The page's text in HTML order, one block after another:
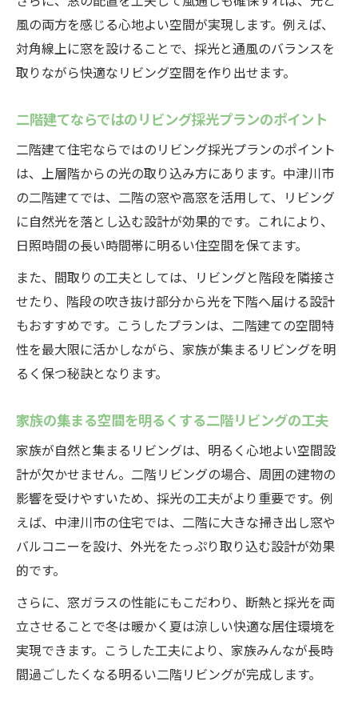
風の両方を感じる心地よい空間が実現します。例えば、
対角線上に窓を設けることで、採光と通風のバランスを
取りながら快適なリビング空間を作り出せます。
二階建てならではのリビング採光プランのポイント
二階建て住宅ならではのリビング採光プランのポイント
は、上層階からの光の取り込み方にあります。中津川市
の二階建てでは、二階の窓や高窓を活用して、リビング
に自然光を落とし込む設計が効果的です。これにより、
日照時間の長い時間帯に明るい住空間を保てます。
また、間取りの工夫としては、リビングと階段を隣接さ
せたり、階段の吹き抜け部分から光を下階へ届ける設計
もおすすめです。こうしたプランは、二階建ての空間特
性を最大限に活かしながら、家族が集まるリビングを明
るく保つ秘訣となります。
家族の集まる空間を明るくする二階リビングの工夫
家族が自然と集まるリビングは、明るく心地よい空間設
計が欠かせません。二階リビングの場合、周囲の建物の
影響を受けやすいため、採光の工夫がより重要です。例
えば、中津川市の住宅では、二階に大きな掃き出し窓や
バルコニーを設け、外光をたっぷり取り込む設計が効果
的です。
さらに、窓ガラスの性能にもこだわり、断熱と採光を両
立させることで冬は暖かく夏は涼しい快適な居住環境を
実現できます。こうした工夫により、家族みんなが長時
間過ごしたくなる明るい二階リビングが完成します。